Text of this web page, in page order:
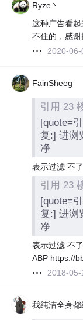
Ryze丶
这种广告看
不住的，感谢
2020-06-
FainSheeg
引用 23
[quote=
复:] 进浏
净
表示过滤 不
引用 23
[quote=
复:] 进浏
净
表示过滤 不
ABP https://
2018-05-
我纯洁全身都